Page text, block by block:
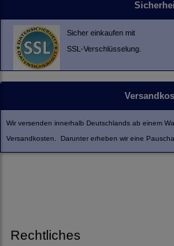
Sicher einkaufen mit
SSL-Verschlüsselung.
Wir versenden innerhalb Deutschlands ab einem
Versandkosten. Darunter erheben wir eine
Rechtliches